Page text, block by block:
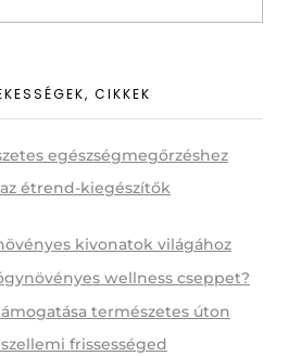
CIKKEK
egészségmegőrzéshez
étrend-kiegészítők
kivonatok világához
wellness cseppet?
természetes úton
frissességed